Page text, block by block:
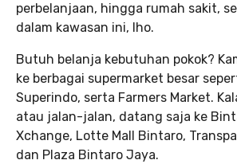
perbelanjaan, hingga rumah sakit,
dalam kawasan ini, lho.
Butuh belanja kebutuhan pokok?
ke berbagai supermarket besar
Superindo, serta Farmers Market.
atau jalan-jalan, datang saja ke
Xchange, Lotte Mall Bintaro,
dan Plaza Bintaro Jaya.